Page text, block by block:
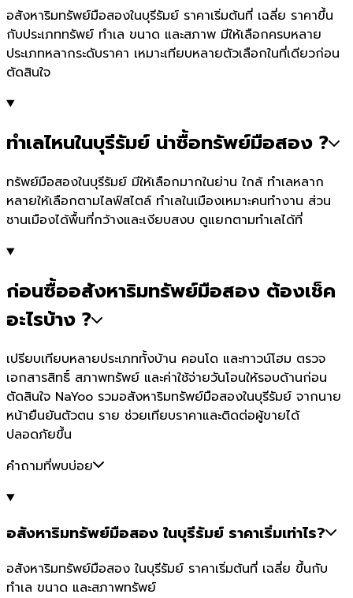
อสังหาริมทรัพย์มือสองในบุรีรัมย์ ราคาเริ่มต้นที่ เฉลี่ย ราคาขึ้น
กับประเภททรัพย์ ทำเล ขนาด และสภาพ มีให้เลือกครบหลาย
ประเภทหลากระดับราคา เหมาะเทียบหลายตัวเลือกในที่เดียวก่อน
ตัดสินใจ
ทำเลไหนในบุรีรัมย์ น่าซื้อทรัพย์มือสอง ?
ทรัพย์มือสองในบุรีรัมย์ มีให้เลือกมากในย่าน ใกล้ ทำเลหลาก
หลายให้เลือกตามไลฟ์สไตล์ ทำเลในเมืองเหมาะคนทำงาน ส่วน
ชานเมืองได้พื้นที่กว้างและเงียบสงบ ดูแยกตามทำเลได้ที่
ก่อนซื้ออสังหาริมทรัพย์มือสอง ต้องเช็ค
อะไรบ้าง ?
เปรียบเทียบหลายประเภททั้งบ้าน คอนโด และทาวน์โฮม ตรวจ
เอกสารสิทธิ์ สภาพทรัพย์ และค่าใช้จ่ายวันโอนให้รอบด้านก่อน
ตัดสินใจ NaYoo รวมอสังหาริมทรัพย์มือสองในบุรีรัมย์ จากนาย
หน้ายืนยันตัวตน ราย ช่วยเทียบราคาและติดต่อผู้ขายได้
ปลอดภัยขึ้น
คำถามที่พบบ่อย
อสังหาริมทรัพย์มือสอง ในบุรีรัมย์ ราคาเริ่มเท่าไร?
อสังหาริมทรัพย์มือสอง ในบุรีรัมย์ ราคาเริ่มต้นที่ เฉลี่ย ขึ้นกับ
ทำเล ขนาด และสภาพทรัพย์